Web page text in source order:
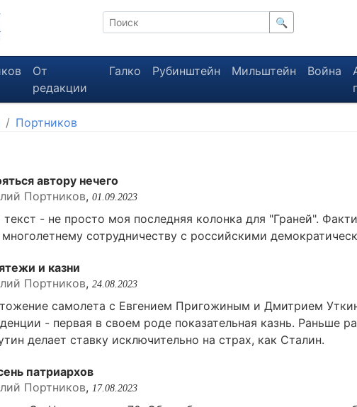
🔍
От
редакции
Галко Рубинштейн Мильштейн Война
Портников
автору нечего
Портников, 01.09.2023
текст - не просто моя последняя колонка для "Граней".
многолетнему сотрудничеству с российскими
и казни
Портников, 24.08.2023
самолета с Евгением Пригожиным и Дмитрием
- первая в своем роде показательная казнь. Раньше
делает ставку исключительно на страх, как Сталин.
патриархов
Портников, 17.08.2023